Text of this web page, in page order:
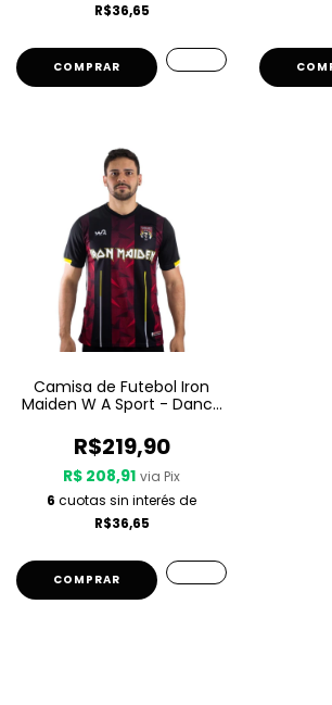
R$36,65
COMPRAR
Camisa de Futebol Iron
Maiden W A Sport - Dance
R$219,90
R$ 208,91 via Pix
6 cuotas sin interés de
R$36,65
COMPRAR